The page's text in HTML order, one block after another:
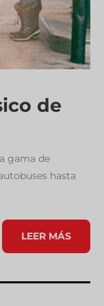
de
gama de
hasta
UNA
PARA
BÁSICO
LEER MÁS